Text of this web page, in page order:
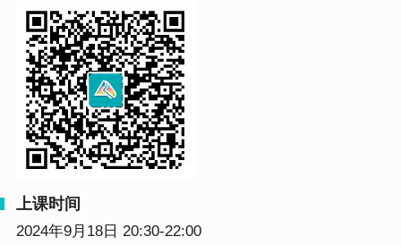
上课时间
2024年9月18日 20:30-22:00